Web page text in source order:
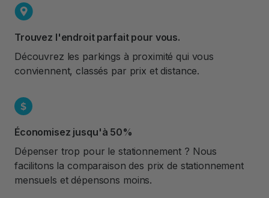
Trouvez l'endroit parfait pour vous.
Découvrez les parkings à proximité qui vous
conviennent, classés par prix et distance.
Économisez jusqu'à 50%
Dépenser trop pour le stationnement ? Nous
facilitons la comparaison des prix de stationnement
mensuels et dépensons moins.